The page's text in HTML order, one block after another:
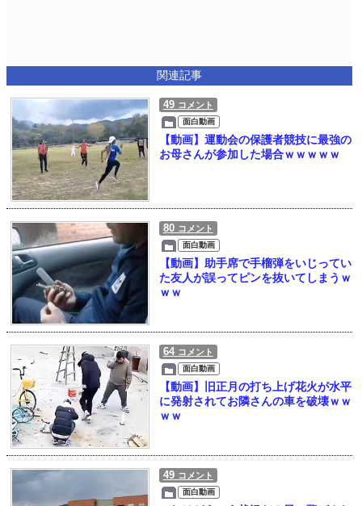
関連記事
49 コメント
面白動画
【動画】運動会の保護者競技に最強の
お母さんが参加した場合ｗｗｗｗｗ
80 コメント
面白動画
【動画】助手席で手榴弾をいじってい
た友人が誤ってピンを抜いてしまうｗ
ｗｗ
64 コメント
面白動画
【動画】旧正月の打ち上げ花火が水平
に発射されてお隣さんの車を破壊ｗｗ
ｗｗ
49 コメント
面白動画